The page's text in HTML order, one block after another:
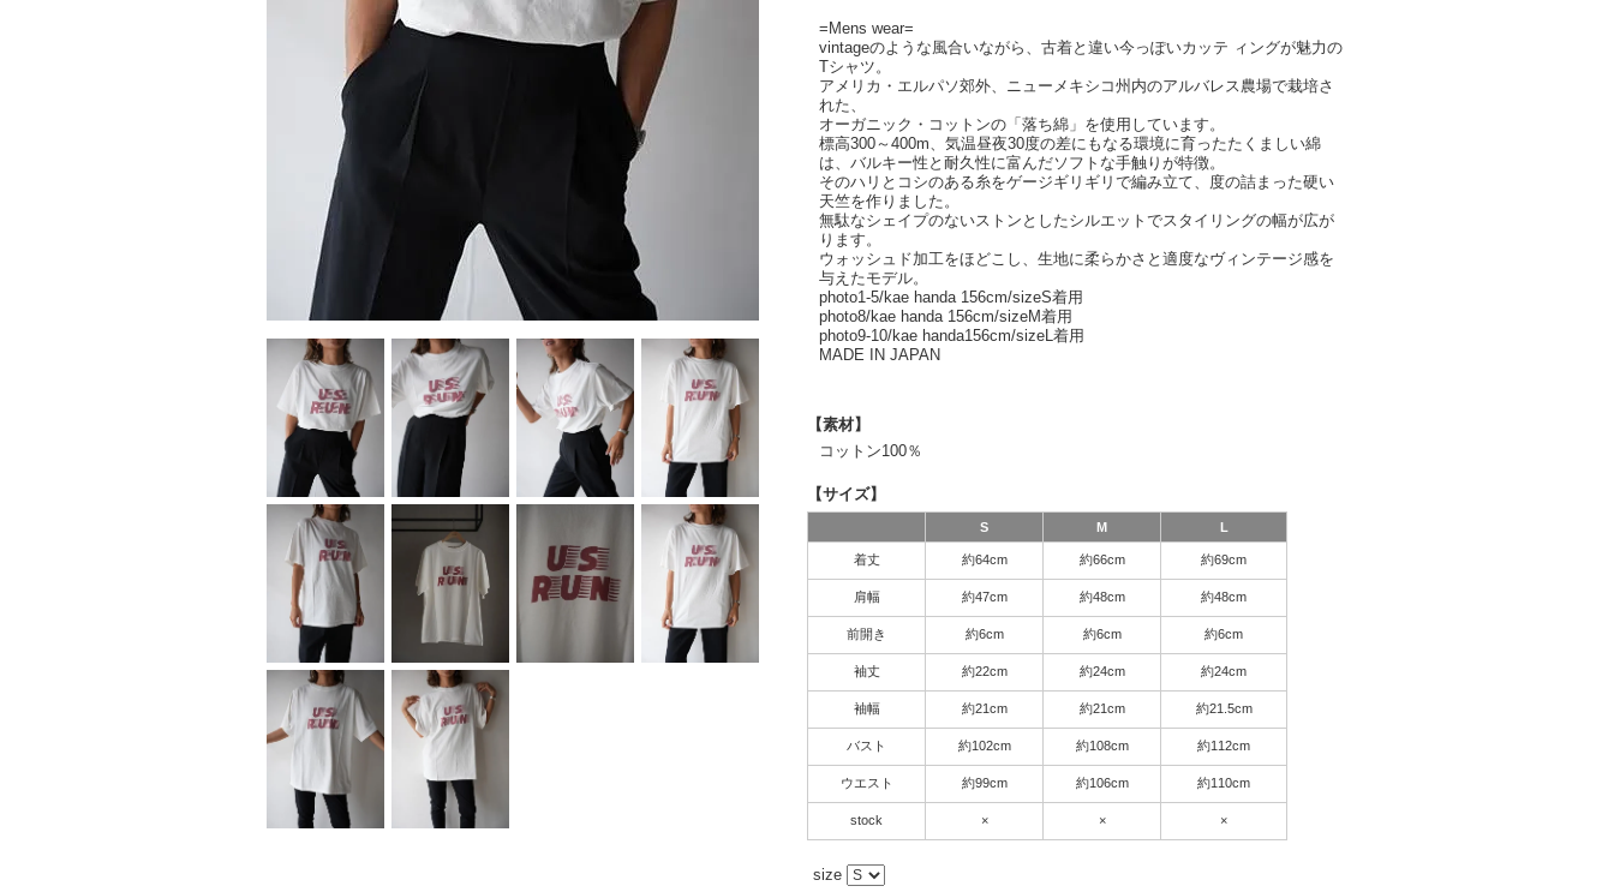
=Mens wear=
vintageのような風合いながら、古着と違い今っぽいカッテ ィングが魅力の
Tシャツ。
アメリカ・エルパソ郊外、ニューメキシコ州内のアルバレス農場で栽培さ
れた、
オーガニック・コットンの「落ち綿」を使用しています。
標高300～400m、気温昼夜30度の差にもなる環境に育ったたくましい綿
は、バルキー性と耐久性に富んだソフトな手触りが特徴。
そのハリとコシのある糸をゲージギリギリで編み立て、度の詰まった硬い
天竺を作りました。
無駄なシェイプのないストンとしたシルエットでスタイリングの幅が広が
ります。
ウォッシュド加工をほどこし、生地に柔らかさと適度なヴィンテージ感を
与えたモデル。
photo1-5/kae handa 156cm/sizeS着用
photo8/kae handa 156cm/sizeM着用
photo9-10/kae handa156cm/sizeL着用
MADE IN JAPAN
【素材】
コットン100％
【サイズ】
S M L
着丈 約64cm 約66cm 約69cm
肩幅 約47cm 約48cm 約48cm
前開き 約6cm 約6cm 約6cm
袖丈 約22cm 約24cm 約24cm
袖幅 約21cm 約21cm 約21.5cm
バスト 約102cm 約108cm 約112cm
ウエスト 約99cm 約106cm 約110cm
stock × × ×
size